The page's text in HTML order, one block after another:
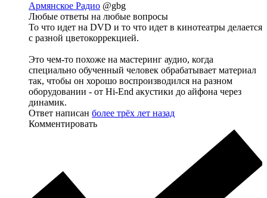
Армянское Радио @gbg
Любые ответы на любые вопросы
То что идет на DVD и то что идет в кинотеатры делается
с разной цветокоррекцией.
Это чем-то похоже на мастеринг аудио, когда
специально обученный человек обрабатывает материал
так, чтобы он хорошо воспроизводился на разном
оборудовании - от Hi-End акустики до айфона через
динамик.
Ответ написан более трёх лет назад
Комментировать